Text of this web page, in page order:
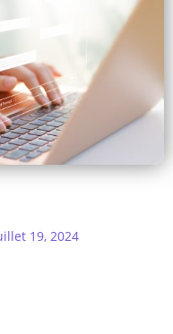
19, 2024